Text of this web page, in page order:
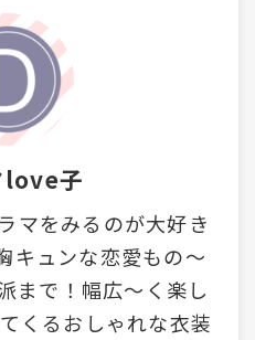
love子
マをみるのが大好き
ュンな恋愛もの～
まで！幅広～く楽し
くるおしゃれな衣装